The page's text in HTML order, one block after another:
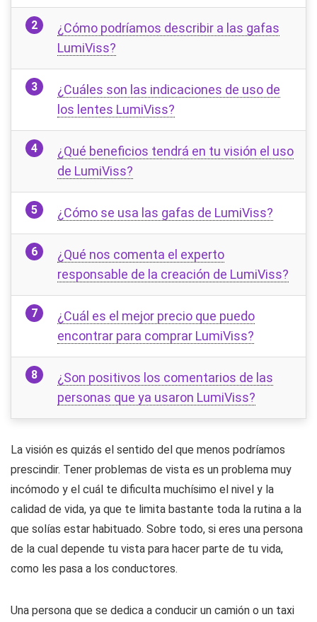
¿Cómo podríamos describir a las gafas
LumiViss?
¿Cuáles son las indicaciones de uso de
los lentes LumiViss?
¿Qué beneficios tendrá en tu visión el uso
de LumiViss?
¿Cómo se usa las gafas de LumiViss?
¿Qué nos comenta el experto
responsable de la creación de LumiViss?
¿Cuál es el mejor precio que puedo
encontrar para comprar LumiViss?
¿Son positivos los comentarios de las
personas que ya usaron LumiViss?
La visión es quizás el sentido del que menos podríamos
prescindir. Tener problemas de vista es un problema muy
incómodo y el cuál te dificulta muchísimo el nivel y la
calidad de vida, ya que te limita bastante toda la rutina a la
que solías estar habituado. Sobre todo, si eres una persona
de la cual depende tu vista para hacer parte de tu vida,
como les pasa a los conductores.
Una persona que se dedica a conducir un camión o un taxi